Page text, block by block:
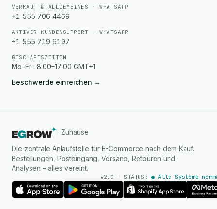
VERKAUF & ALLGEMEINES · WHATSAPP
+1 555 706 4469
AKTIVER KUNDENSUPPORT · WHATSAPP
+1 555 719 6197
GESCHÄFTSZEITEN
Mo–Fr · 8:00–17:00 GMT+1
Beschwerde einreichen →
Zuhause
Die zentrale Anlaufstelle für E-Commerce nach dem Kauf.
Bestellungen, Posteingang, Versand, Retouren und
Analysen – alles vereint.
v2.0 · STATUS: ● Alle Systeme